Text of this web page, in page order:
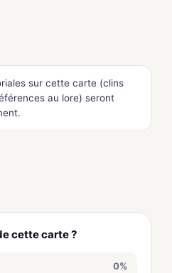
sur cette carte (clins
au lore) seront
cette carte ?
0%